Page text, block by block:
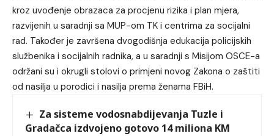
kroz uvođenje obrazaca za procjenu rizika i plan mjera,
razvijenih u saradnji sa MUP-om TK i centrima za socijalni
rad. Također je završena dvogodišnja edukacija policijskih
službenika i socijalnih radnika, a u saradnji s Misijom OSCE-a
održani su i okrugli stolovi o primjeni novog Zakona o zaštiti
od nasilja u porodici i nasilja prema ženama FBiH.
Za sisteme vodosnabdijevanja Tuzle i
Gradačca izdvojeno gotovo 14 miliona KM